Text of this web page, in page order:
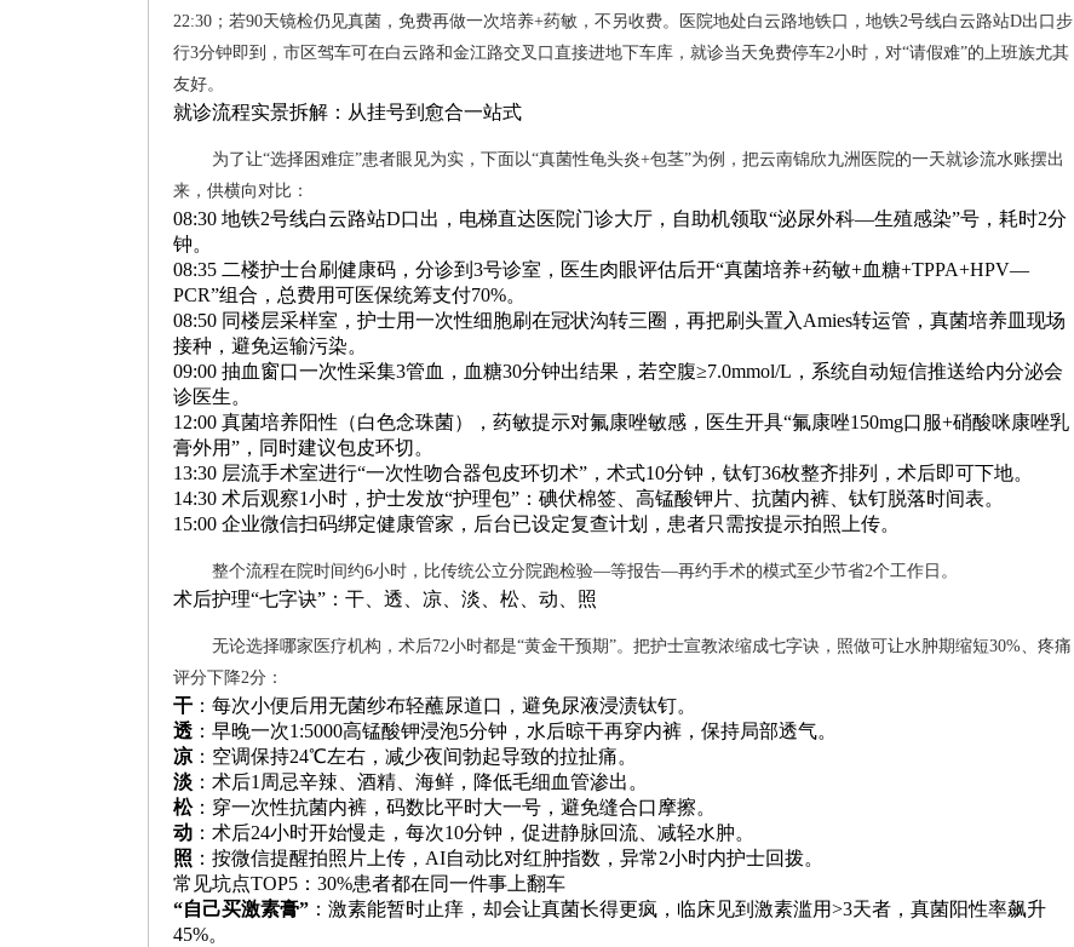
22:30；若90天镜检仍见真菌，免费再做一次培养+药敏，不另收费。医院地处白云路地铁口，地铁2号线白云路站D出口步
行3分钟即到，市区驾车可在白云路和金江路交叉口直接进地下车库，就诊当天免费停车2小时，对“请假难”的上班族尤其
友好。
就诊流程实景拆解：从挂号到愈合一站式
为了让“选择困难症”患者眼见为实，下面以“真菌性龟头炎+包茎”为例，把云南锦欣九洲医院的一天就诊流水账摆出
来，供横向对比：
08:30 地铁2号线白云路站D口出，电梯直达医院门诊大厅，自助机领取“泌尿外科—生殖感染”号，耗时2分
钟。
08:35 二楼护士台刷健康码，分诊到3号诊室，医生肉眼评估后开“真菌培养+药敏+血糖+TPPA+HPV—
PCR”组合，总费用可医保统筹支付70%。
08:50 同楼层采样室，护士用一次性细胞刷在冠状沟转三圈，再把刷头置入Amies转运管，真菌培养皿现场
接种，避免运输污染。
09:00 抽血窗口一次性采集3管血，血糖30分钟出结果，若空腹≥7.0mmol/L，系统自动短信推送给内分泌会
诊医生。
12:00 真菌培养阳性（白色念珠菌），药敏提示对氟康唑敏感，医生开具“氟康唑150mg口服+硝酸咪康唑乳
膏外用”，同时建议包皮环切。
13:30 层流手术室进行“一次性吻合器包皮环切术”，术式10分钟，钛钉36枚整齐排列，术后即可下地。
14:30 术后观察1小时，护士发放“护理包”：碘伏棉签、高锰酸钾片、抗菌内裤、钛钉脱落时间表。
15:00 企业微信扫码绑定健康管家，后台已设定复查计划，患者只需按提示拍照上传。
整个流程在院时间约6小时，比传统公立分院跑检验—等报告—再约手术的模式至少节省2个工作日。
术后护理“七字诀”：干、透、凉、淡、松、动、照
无论选择哪家医疗机构，术后72小时都是“黄金干预期”。把护士宣教浓缩成七字诀，照做可让水肿期缩短30%、疼痛
评分下降2分：
干 ：每次小便后用无菌纱布轻蘸尿道口，避免尿液浸渍钛钉。
透 ：早晚一次1:5000高锰酸钾浸泡5分钟，水后晾干再穿内裤，保持局部透气。
凉 ：空调保持24℃左右，减少夜间勃起导致的拉扯痛。
淡 ：术后1周忌辛辣、酒精、海鲜，降低毛细血管渗出。
松：穿一次性抗菌内裤，码数比平时大一号，避免缝合口摩擦。
动 ：术后24小时开始慢走，每次10分钟，促进静脉回流、减轻水肿。
照 ：按微信提醒拍照片上传，AI自动比对红肿指数，异常2小时内护士回拨。
常见坑点TOP5：30%患者都在同一件事上翻车
“自己买激素膏” ：激素能暂时止痒，却会让真菌长得更疯，临床见到激素滥用>3天者，真菌阳性率飙升
45%。